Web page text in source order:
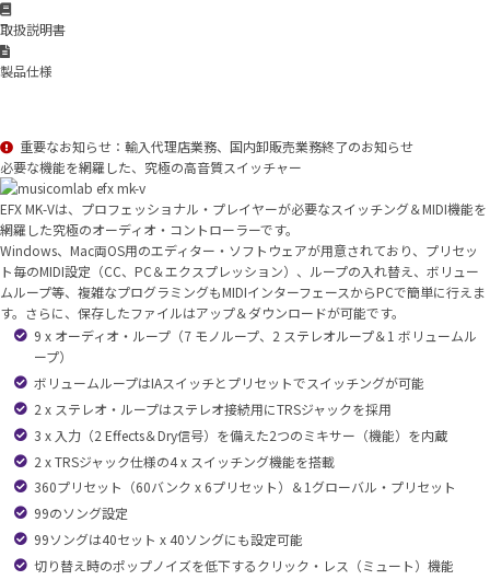
取扱説明書
製品仕様
重要なお知らせ：輸入代理店業務、国内卸販売業務終了のお知らせ
必要な機能を網羅した、究極の高音質スイッチャー
EFX MK-Vは、プロフェッショナル・プレイヤーが必要なスイッチング＆MIDI機能を
網羅した究極のオーディオ・コントローラーです。
Windows、Mac両OS用のエディター・ソフトウェアが用意されており、プリセッ
ト毎のMIDI設定（CC、PC＆エクスプレッション）、ループの入れ替え、ボリュー
ムループ等、複雑なプログラミングもMIDIインターフェースからPCで簡単に行えま
す。さらに、保存したファイルはアップ＆ダウンロードが可能です。
9 x オーディオ・ループ（7 モノループ、2 ステレオループ＆1 ボリュームル
ープ）
ボリュームループはIAスイッチとプリセットでスイッチングが可能
2 x ステレオ・ループはステレオ接続用にTRSジャックを採用
3 x 入力（2 Effects＆Dry信号）を備えた2つのミキサー（機能）を内蔵
2 x TRSジャック仕様の4 x スイッチング機能を搭載
360プリセット（60バンク x 6プリセット）＆1グローバル・プリセット
99のソング設定
99ソングは40セット x 40ソングにも設定可能
切り替え時のポップノイズを低下するクリック・レス（ミュート）機能